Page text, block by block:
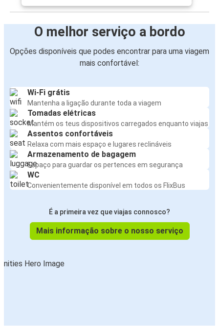
O melhor serviço a bordo
Opções disponíveis que podes encontrar para uma viagem
mais confortável:
Wi-Fi grátis
Mantenha a ligação durante toda a viagem
Tomadas elétricas
Mantém os teus dispositivos carregados enquanto viajas
Assentos confortáveis
Relaxa com mais espaço e lugares reclináveis
Armazenamento de bagagem
Espaço para guardar os pertences em segurança
WC
Convenientemente disponível em todos os FlixBus
É a primeira vez que viajas connosco?
Mais informação sobre o nosso serviço